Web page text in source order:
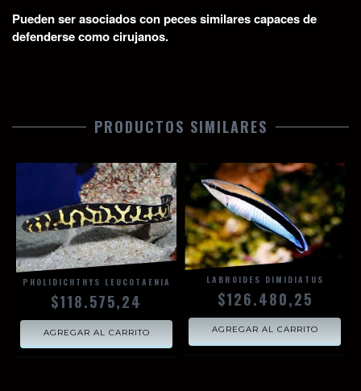
Pueden ser asociados con peces similares capaces de
defenderse como cirujanos.
PRODUCTOS SIMILARES
PHOLIDICHTHYS LEUCOTAENIA
$118.575,24
LABROIDES DIMIDIATUS
$126.480,25